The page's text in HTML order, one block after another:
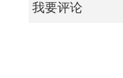
我要评论